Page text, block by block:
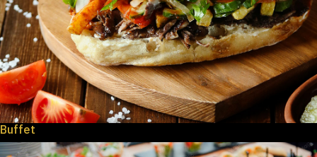
Buffet